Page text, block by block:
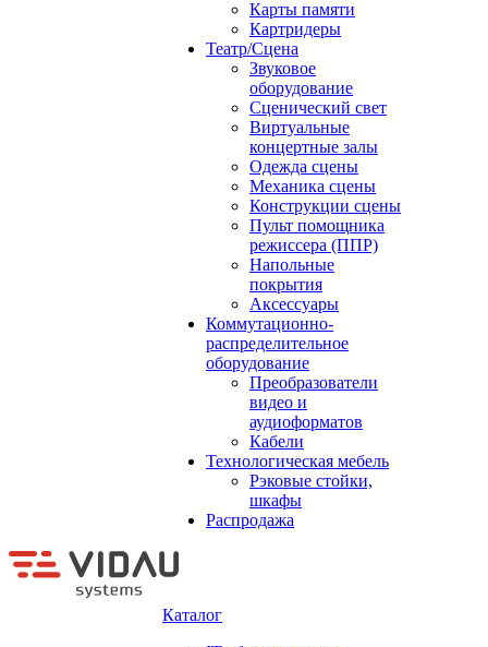
Карты памяти
Картридеры
Театр/Сцена
Звуковое
оборудование
Сценический свет
Виртуальные
концертные залы
Одежда сцены
Механика сцены
Конструкции сцены
Пульт помощника
режиссера (ППР)
Напольные
покрытия
Аксессуары
Коммутационно-
распределительное
оборудование
Преобразователи
видео и
аудиоформатов
Кабели
Технологическая мебель
Рэковые стойки,
шкафы
Распродажа
Каталог